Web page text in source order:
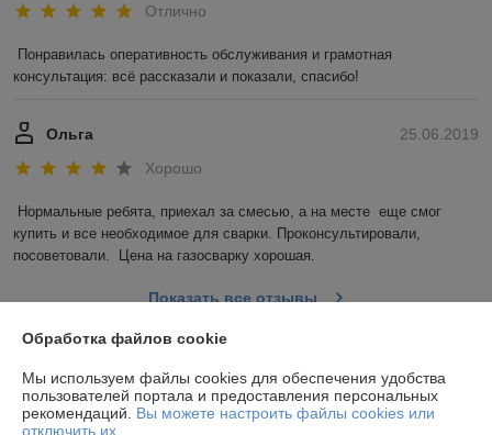
Отлично
Понравилась оперативность обслуживания и грамотная
консультация: всё рассказали и показали, спасибо!
25.06.2019
Ольга
Хорошо
Нормальные ребята, приехал за смесью, а на месте  еще смог
купить и все необходимое для сварки. Проконсультировали,
посоветовали.  Цена на газосварку хорошая.
Показать все отзывы
О нас
Контакты
Обработка файлов cookie
Мы используем файлы cookies для обеспечения удобства
пользователей портала и предоставления персональных
рекомендаций. Вы можете настроить файлы cookies или
отключить их.